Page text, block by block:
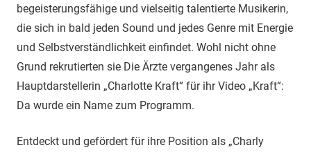
begeisterungsfähige und vielseitig talentierte Musikerin,
die sich in bald jeden Sound und jedes Genre mit Energie
und Selbstverständlichkeit einfindet. Wohl nicht ohne
Grund rekrutierten sie Die Ärzte vergangenes Jahr als
Hauptdarstellerin „Charlotte Kraft“ für ihr Video „Kraft“:
Da wurde ein Name zum Programm.
Entdeckt und gefördert für ihre Position als „Charly